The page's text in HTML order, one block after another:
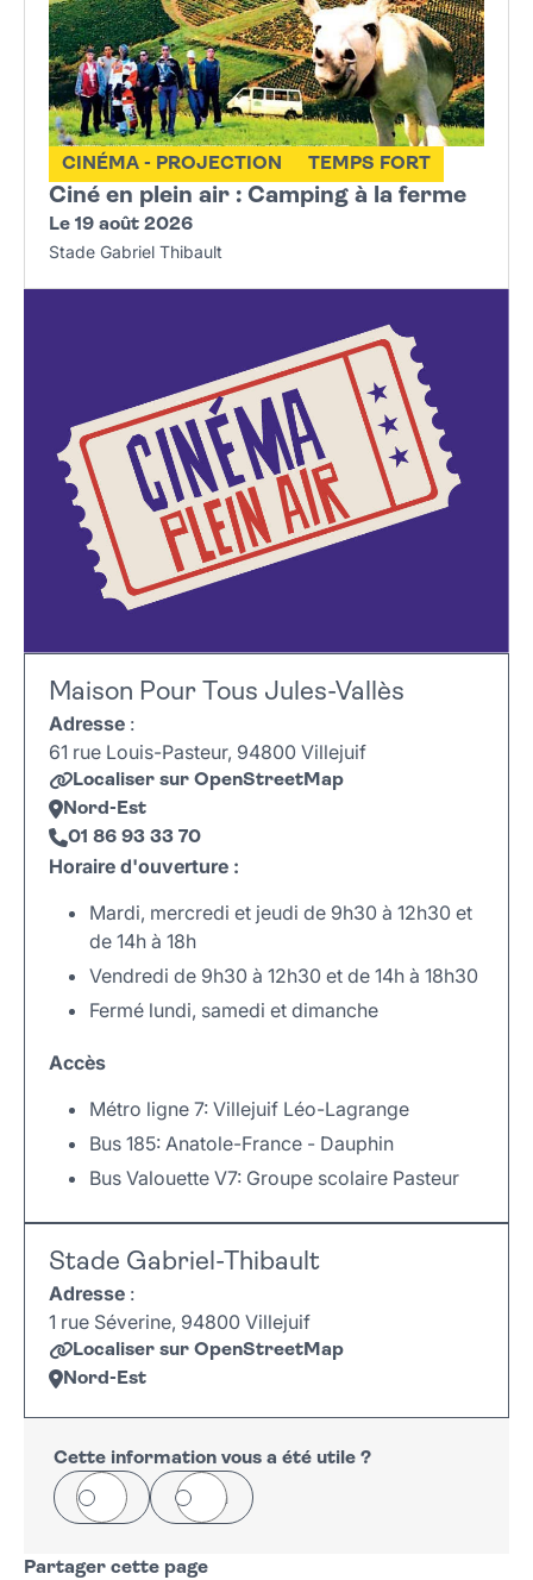
Ciné en plein air : Camping à la ferme
CINÉMA - PROJECTION TEMPS FORT
Le 19 août 2026
Stade Gabriel Thibault
Maison Pour Tous Jules-Vallès
Adresse :
61 rue Louis-Pasteur, 94800 Villejuif
Localiser sur OpenStreetMap
Nord-Est
01 86 93 33 70
Horaire d'ouverture :
Mardi, mercredi et jeudi de 9h30 à 12h30 et
de 14h à 18h
Vendredi de 9h30 à 12h30 et de 14h à 18h30
Fermé lundi, samedi et dimanche
Accès
Métro ligne 7: Villejuif Léo-Lagrange
Bus 185: Anatole-France - Dauphin
Bus Valouette V7: Groupe scolaire Pasteur
+
−
Leaflet |©OpenStreetMap
Stade Gabriel-Thibault
Adresse :
1 rue Séverine, 94800 Villejuif
Localiser sur OpenStreetMap
Nord-Est
+
−
Cette information vous a été utile ?
Oui Non
Partager cette page